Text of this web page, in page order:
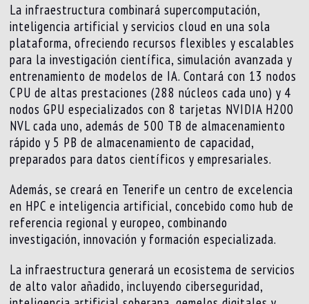
La infraestructura combinará supercomputación,
inteligencia artificial y servicios cloud en una sola
plataforma, ofreciendo recursos flexibles y escalables
para la investigación científica, simulación avanzada y
entrenamiento de modelos de IA. Contará con 13 nodos
CPU de altas prestaciones (288 núcleos cada uno) y 4
nodos GPU especializados con 8 tarjetas NVIDIA H200
NVL cada uno, además de 500 TB de almacenamiento
rápido y 5 PB de almacenamiento de capacidad,
preparados para datos científicos y empresariales.
Además, se creará en Tenerife un centro de excelencia
en HPC e inteligencia artificial, concebido como hub de
referencia regional y europeo, combinando
investigación, innovación y formación especializada.
La infraestructura generará un ecosistema de servicios
de alto valor añadido, incluyendo ciberseguridad,